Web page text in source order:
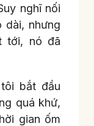
nghĩ nối
dài, nhưng
tới, nó đã
bắt đầu
quá khứ,
gian ốm